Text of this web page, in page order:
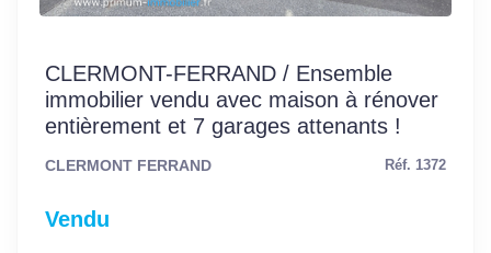
CLERMONT-FERRAND / Ensemble
immobilier vendu avec maison à rénover
entièrement et 7 garages attenants !
CLERMONT FERRAND Réf. 1372
Vendu